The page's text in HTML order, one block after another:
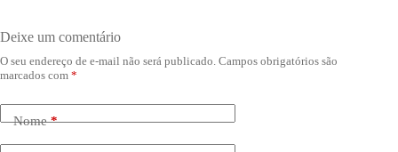
Deixe um comentário
O seu endereço de e-mail não será publicado. Campos obrigatórios são
marcados com *
Nome*